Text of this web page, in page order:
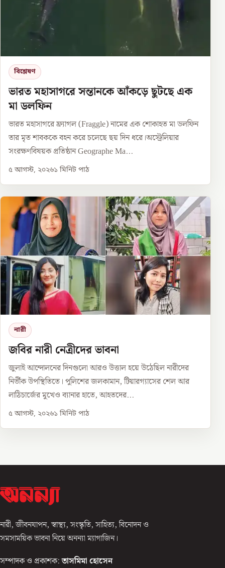
বিশ্লেষণ
ভারত মহাসাগরে সন্তানকে আঁকড়ে ছুটছে এক
মা ডলফিন
ভারত মহাসাগরে ফ্র্যাগল (Fraggle) নামের এক শোকাহত মা ডলফিন
তার মৃত শাবককে বহন করে চলেছে ছয় দিন ধরে।অস্ট্রেলিয়ার
সংরক্ষণবিষয়ক প্রতিষ্ঠান Geographe Ma...
৫ আগস্ট, ২০২৬১ মিনিট পাঠ
নারী
জবির নারী নেত্রীদের ভাবনা
জুলাই আন্দোলনের দিনগুলো আরও উত্তাল হয়ে উঠেছিল নারীদের
নির্ভীক উপস্থিতিতে। পুলিশের জলকামান, টিয়ারগ্যাসের শেল আর
লাঠিচার্জের মুখেও ব্যানার হাতে, আহতদের...
৫ আগস্ট, ২০২৬১ মিনিট পাঠ
নারী, জীবনযাপন, স্বাস্থ্য, সংস্কৃতি, সাহিত্য, বিনোদন ও
সমসাময়িক ভাবনা নিয়ে অনন্যা ম্যাগাজিন।
সম্পাদক ও প্রকাশক: তাসমিমা হোসেন